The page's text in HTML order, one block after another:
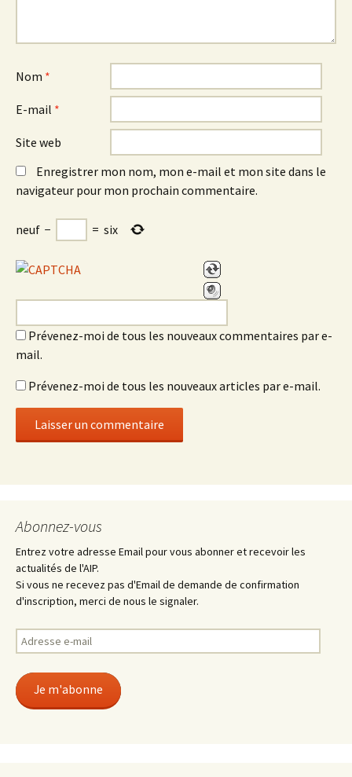
Nom *
E-mail *
Site web
Enregistrer mon nom, mon e-mail et mon site dans le
navigateur pour mon prochain commentaire.
neuf − = six
Prévenez-moi de tous les nouveaux commentaires par e-
mail.
Prévenez-moi de tous les nouveaux articles par e-mail.
Abonnez-vous
Entrez votre adresse Email pour vous abonner et recevoir les
actualités de l'AIP.
Si vous ne recevez pas d'Email de demande de confirmation
d'inscription, merci de nous le signaler.
Adresse
e-
Je m'abonne